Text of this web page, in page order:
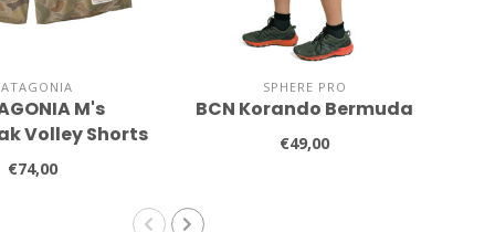
M's
Volley Shorts
€74,00
SPHERE PRO
BCN Korando Bermuda
€49,00